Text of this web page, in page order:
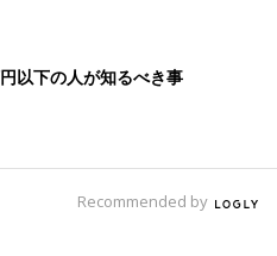
以下の人が知るべき事
Recommended by